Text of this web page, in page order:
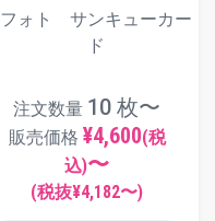
フォト サンキューカー
ド
注文数量 10 枚〜
販売価格 ¥4,600(税
込)〜
(税抜¥4,182〜)